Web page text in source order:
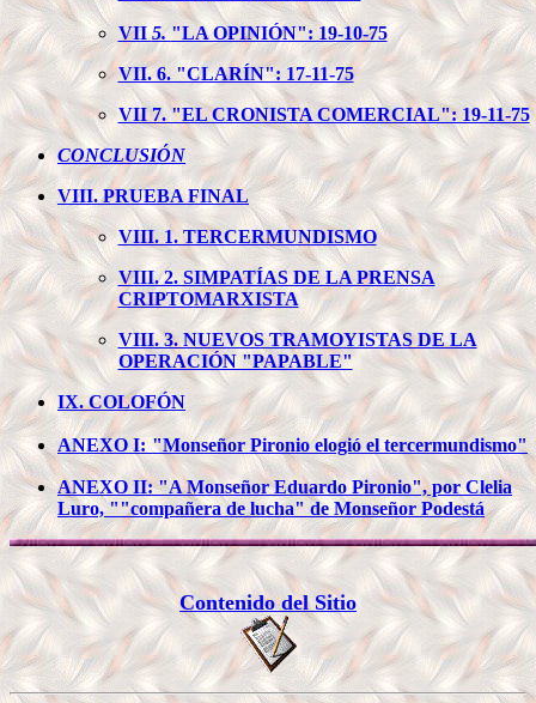
VII5."LA OPINIÓN": 19-10-75
VII. 6. "CLARÍN": 17-11-75
VII 7. "EL CRONISTA COMERCIAL": 19-11-75
CONCLUSIÓN
VIII. PRUEBA FINAL
VIII. 1. TERCERMUNDISMO
VIII. 2. SIMPATÍAS DE LA PRENSA
CRIPTOMARXISTA
VIII. 3. NUEVOS TRAMOYISTAS DE LA
OPERACIÓN "PAPABLE"
IX. COLOFÓN
ANEXO I: "Monseñor Pironio elogió el tercermundismo"
ANEXO II: "A Monseñor Eduardo Pironio", por Clelia
Luro, ""compañera de lucha" de Monseñor Podestá
Contenido del Sitio